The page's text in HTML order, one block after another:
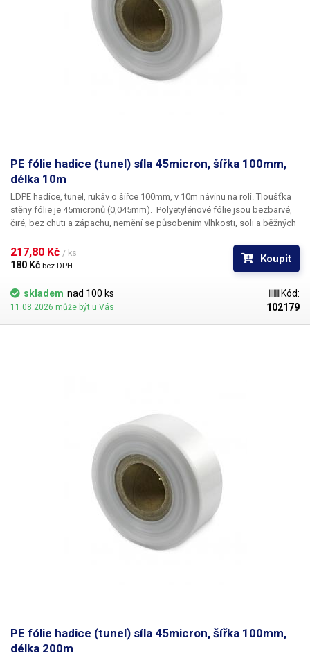
PE fólie hadice (tunel) síla 45micron, šířka 100mm,
délka 10m
LDPE hadice, tunel, rukáv o šířce 100mm, v 10m návinu na roli. Tloušťka
stěny fólie je 45micronů (0,045mm). ​Polyetylénové fólie jsou bezbarvé,
čiré, bez chuti a zápachu, nemění se působením vlhkosti, soli a běžných
odolné proti mrazu a vlhkosti. Fólie je vhodná pro výrobu pytlů, sáčků a
obalů jakéhokoliv zboží. PE fólie jsou zdravotně nezávadné, 100%
recyklovatelné a jsou vhodné i pro balení potravin (certifikát k
dispozici). Jako obalový prostředek splňují požadavky zákona č.
477/2001 Sb. (zákon o obalech). Ideální pro svařování všemi impulsními
svářečkami z naší nabídky. Cena je za roli 10 metrů. Materiál: LD-PE (Low
Density Polyethylen) Tloušťka materiálu: 45micron (0,045mm)*2 Šířka:
217,80 Kč / ks
180 Kč bez DPH
Koupit
skladem nad 100 ks
11.08.2026 může být u Vás
Kód:
102179
PE fólie hadice (tunel) síla 45micron, šířka 100mm,
délka 200m